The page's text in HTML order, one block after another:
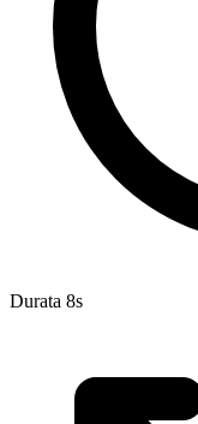
Durata 8s